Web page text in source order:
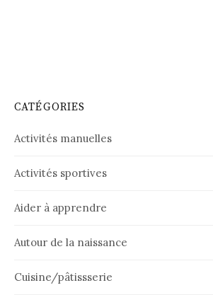
CATÉGORIES
Activités manuelles
Activités sportives
Aider à apprendre
Autour de la naissance
Cuisine/pâtissserie